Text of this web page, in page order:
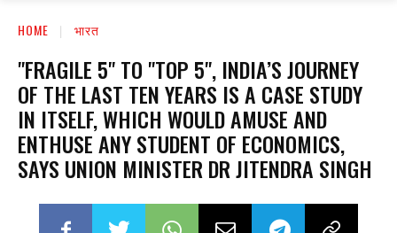
HOME भारत
"FRAGILE 5" TO "TOP 5", INDIA’S JOURNEY
OF THE LAST TEN YEARS IS A CASE STUDY
IN ITSELF, WHICH WOULD AMUSE AND
ENTHUSE ANY STUDENT OF ECONOMICS,
SAYS UNION MINISTER DR JITENDRA SINGH